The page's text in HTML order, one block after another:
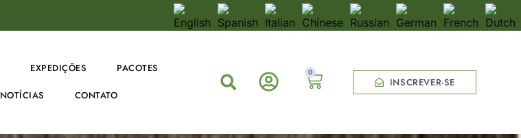
EXPEDIÇÕES PACOTES
NOTÍCIAS CONTATO
0
INSCREVER-SE